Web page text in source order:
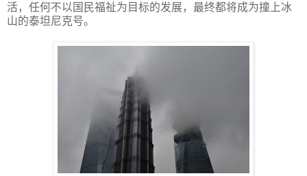
活，任何不以国民福祉为目标的发展，最终都将成为撞上冰
山的泰坦尼克号。